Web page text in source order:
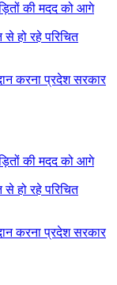
की मदद को आगे
हो रहे परिचित
करना प्रदेश सरकार
की मदद को आगे
हो रहे परिचित
करना प्रदेश सरकार